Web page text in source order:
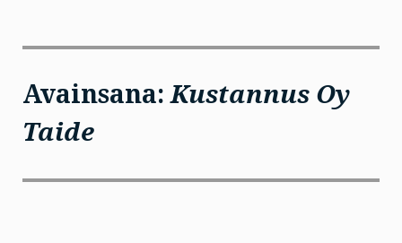
Avainsana:Kustannus Oy
Taide